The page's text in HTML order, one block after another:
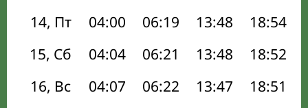
14, Пт
04:00 06:19 13:48 18:54
15, Сб
04:04 06:21 13:48 18:52
16, Вс
04:07 06:22 13:47 18:51